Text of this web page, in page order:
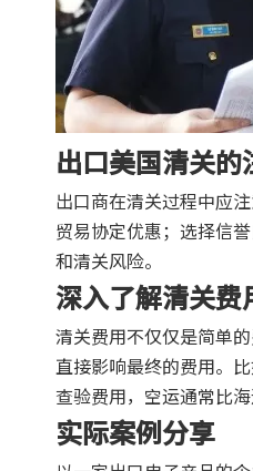
出口美国清关的
出口商在清关过程中应
贸易协定优惠；选择信
和清关风险。
深入了解清关
清关费用不仅仅是简单
直接影响最终的费用。
查验费用，空运通常比
实际案例分享